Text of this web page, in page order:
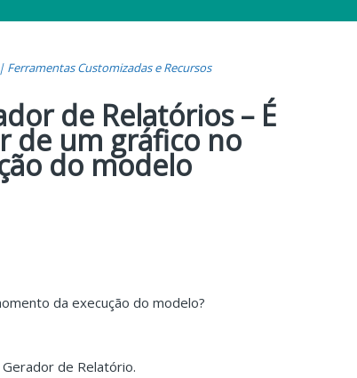
| Ferramentas Customizadas e Recursos
de Relatórios – É
de um gráfico no
do modelo
da execução do modelo?
de Relatório.